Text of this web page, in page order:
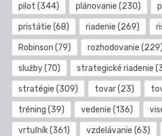
pilot (344) plánovanie (230)
pristátie (68) riadenie (269)
Robinson (79) rozhodovanie (229)
služby(70) strategické riadenie
stratégie (309) tovar(23)
tréning (39) vedenie (136)
vrtuľník(361) vzdelávanie (63)